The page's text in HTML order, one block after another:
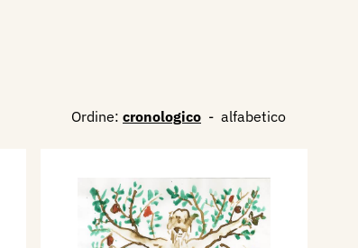
Ordine: cronologico - alfabetico